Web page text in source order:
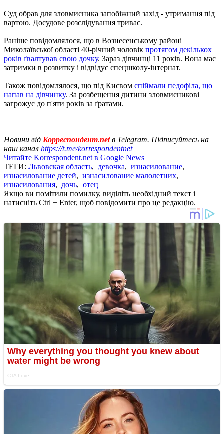
Суд обрав для зловмисника запобіжний захід - утримання під
вартою. Досудове розслідування триває.
Раніше повідомлялося, що в Вознесенському районі
Миколаївської області 40-річний чоловік протягом декількох
років ґвалтував свою дочку. Зараз дівчинці 11 років. Вона має
затримки в розвитку і відвідує спецшколу-інтернат.
Також повідомлялося, що під Києвом спіймали педофіла, що
напав на дівчинку. За розбещення дитини зловмисникові
загрожує до п'яти років за ґратами.
Новини від Корреспондент.netв Telegram. Підписуйтесь на
наш канал https://t.me/korrespondentnet
Читайте Korrespondent.net в Google News
ТЕГИ: Львовская область, девочка, изнасилование,
изнасилование детей, изнасилование малолетних,
изнасилования, дочь, отец
Якщо ви помітили помилку, виділіть необхідний текст і
натисніть Ctrl + Enter, щоб повідомити про це редакцію.